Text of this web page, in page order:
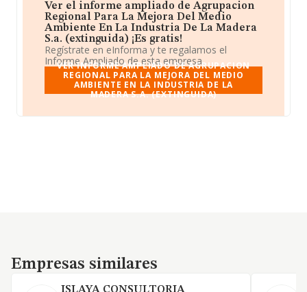
Ver el informe ampliado de Agrupacion
Regional Para La Mejora Del Medio
Ambiente En La Industria De La Madera
S.a. (extinguida) ¡Es gratis!
Regístrate en eInforma y te regalamos el
Informe Ampliado de esta empresa.
VER INFORME AMPLIADO DE AGRUPACION
REGIONAL PARA LA MEJORA DEL MEDIO
AMBIENTE EN LA INDUSTRIA DE LA
MADERA S.A. (EXTINGUIDA)
Empresas similares
Empresas similares